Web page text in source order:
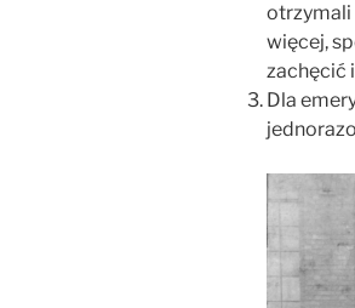
otrzymali
więcej,
zachęcić
Dla